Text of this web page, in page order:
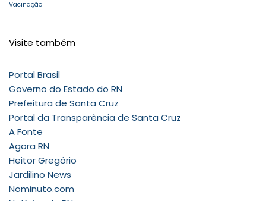
Vacinação
Visite também
Portal Brasil
Governo do Estado do RN
Prefeitura de Santa Cruz
Portal da Transparência de Santa Cruz
A Fonte
Agora RN
Heitor Gregório
Jardilino News
Nominuto.com